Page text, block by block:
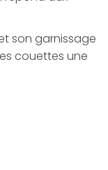
son garnissage
couettes une